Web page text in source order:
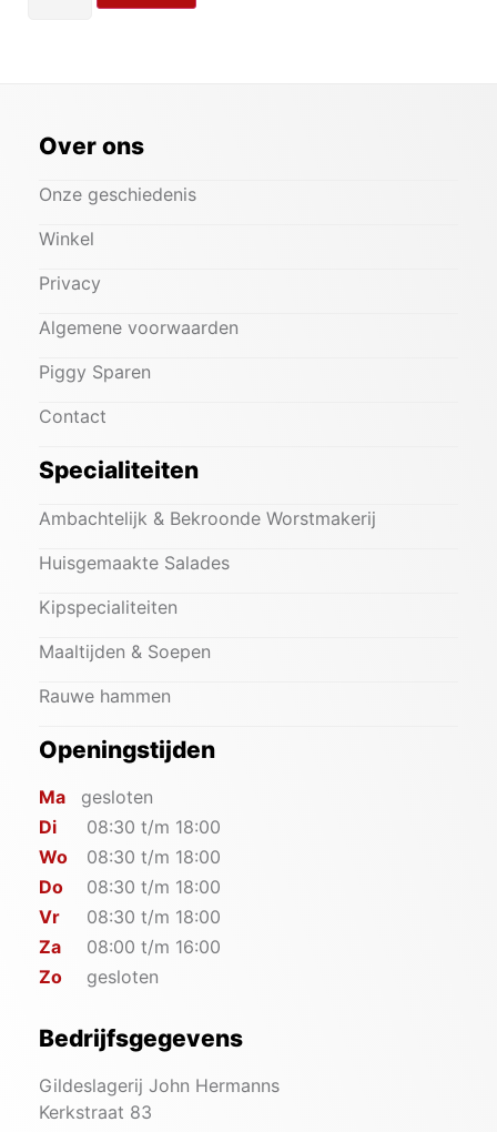
Over ons
Onze geschiedenis
Winkel
Privacy
Algemene voorwaarden
Piggy Sparen
Contact
Specialiteiten
Ambachtelijk & Bekroonde Worstmakerij
Huisgemaakte Salades
Kipspecialiteiten
Maaltijden & Soepen
Rauwe hammen
Openingstijden
Ma
gesloten
Di
08:30 t/m 18:00
Wo
08:30 t/m 18:00
Do
08:30 t/m 18:00
Vr
08:30 t/m 18:00
Za
08:00 t/m 16:00
Zo
gesloten
Bedrijfsgegevens
Gildeslagerij John Hermanns
Kerkstraat 83